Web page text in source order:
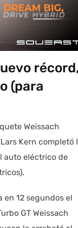
(para
Weissach
Kern completó
auto eléctrico de
12 segundos el
GT Weissach